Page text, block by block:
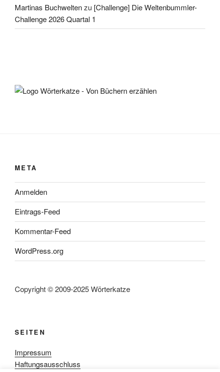
Martinas Buchweltenzu [Challenge] Die Weltenbummler-
Challenge 2026 Quartal 1
META
Anmelden
Eintrags-Feed
Kommentar-Feed
WordPress.org
Copyright © 2009-2025 Wörterkatze
SEITEN
Impressum
Haftungsausschluss